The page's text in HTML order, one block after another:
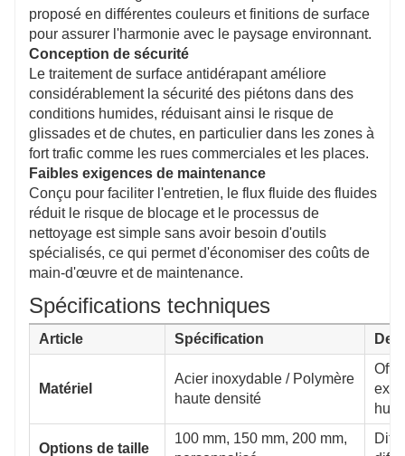
proposé en différentes couleurs et finitions de surface
pour assurer l'harmonie avec le paysage environnant.
Conception de sécurité
Le traitement de surface antidérapant améliore
considérablement la sécurité des piétons dans des
conditions humides, réduisant ainsi le risque de
glissades et de chutes, en particulier dans les zones à
fort trafic comme les rues commerciales et les places.
Faibles exigences de maintenance
Conçu pour faciliter l'entretien, le flux fluide des fluides
réduit le risque de blocage et le processus de
nettoyage est simple sans avoir besoin d'outils
spécialisés, ce qui permet d'économiser des coûts de
main-d'œuvre et de maintenance.
Spécifications techniques
Article Spécification
Matériel
Acier inoxydable / Polymère
haute densité
Options de taille
100 mm, 150 mm, 200 mm,